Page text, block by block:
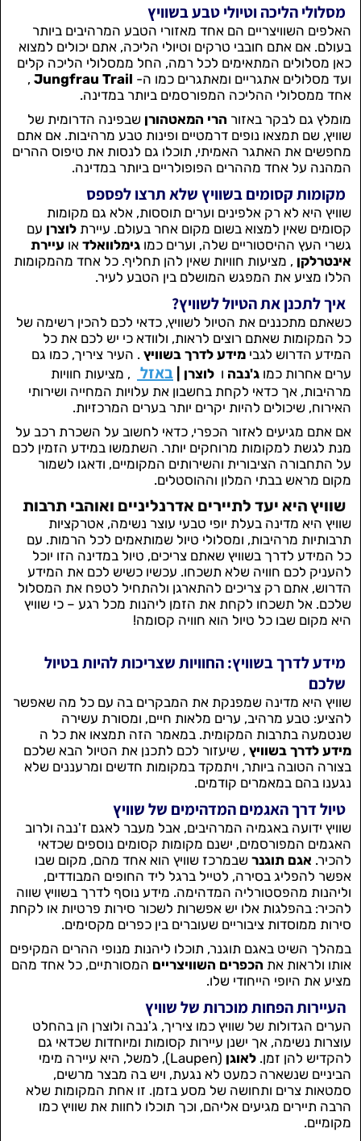
מסלולי הליכה וטיולי טבע בשוויץ
האלפים השוויצריים הם אחד מאזורי הטבע המרהיבים ביותר
בעולם. אם אתם חובבי טרקים וטיולי הליכה, אתם יכולים למצוא
כאן מסלולים המתאימים לכל רמה, החל ממסלולי הליכה קלים
ועד מסלולים אתגריים ומאתגרים כמו ה- Jungfrau Trail
,
אחד ממסלולי ההליכה המפורסמים ביותר במדינה.
מומלץ גם לבקר באזור הרי המאטהורן שבפינה הדרומית של
שוויץ, שם תמצאו נופים דרמטיים ופינות טבע מרהיבות. אם אתם
מחפשים את האתגר האמיתי, תוכלו גם לנסות את טיפוס ההרים
המהנה על אחד מההרים הפופולריים ביותר במדינה.
מקומות קסומים בשוויץ שלא תרצו לפספס
שוויץ היא לא רק אלפינים וערים תוססות, אלא גם מקומות
קסומים שאין למצוא בשום מקום אחר בעולם. עיירת לוצרן עם
גשרי העץ ההיסטוריים שלה, וערים כמו גימלוואלד או עיירת
אינטרלקן , מציעות חוויות שאין להן תחליף. כל אחד מהמקומות
הללו מציע את המפגש המושלם בין הטבע לעיר.
איך לתכנן את הטיול לשוויץ?
כשאתם מתכננים את הטיול לשוויץ, כדאי לכם להכין רשימה של
כל המקומות שאתם רוצים לראות, ולוודא כי יש לכם את כל
המידע הדרוש לגבי מידע לדרך בשוויץ . העיר ציריך, כמו גם
ערים אחרות כמו ג'נבה ו לוצרן | באזל
, מציעות חוויות
מרהיבות, אך כדאי לקחת בחשבון את עלויות המחייה ושירותי
האירוח, שיכולים להיות יקרים יותר בערים המרכזיות.
אם אתם מגיעים לאזור הכפרי, כדאי לחשוב על השכרת רכב על
מנת לגשת למקומות מרוחקים יותר. השתמשו במידע הזמין לכם
על התחבורה הציבורית והשירותים המקומיים, ודאגו לשמור
מקום מראש בבתי המלון וההוסטלים.
שוויץ היא יעד לתיירים אדרנליניים ואוהבי תרבות
שוויץ היא מדינה בעלת יופי טבעי עוצר נשימה, אטרקציות
תרבותיות מרהיבות, ומסלולי טיול שמותאמים לכל הרמות. עם
כל המידע לדרך בשוויץ שאתם צריכים, טיול במדינה הזו יוכל
להעניק לכם חוויה שלא תשכחו. עכשיו כשיש לכם את המידע
הדרוש, אתם רק צריכים להתארגן ולהתחיל לטפח את המסלול
שלכם. אל תשכחו לקחת את הזמן ליהנות מכל רגע – כי שוויץ
היא מקום שבו כל טיול הוא חוויה קסומה!
מידע לדרך בשוויץ: החוויות שצריכות להיות בטיול
שלכם
שוויץ היא מדינה שמפנקת את המבקרים בה עם כל מה שאפשר
להציע: טבע מרהיב, ערים מלאות חיים, ומסורת עשירה
שנטמעה בתרבות המקומית. במאמר הזה תמצאו את כל ה
מידע לדרך בשוויץ , שיעזור לכם לתכנן את הטיול הבא שלכם
בצורה הטובה ביותר, ויתמקד במקומות חדשים ומרעננים שלא
נגענו בהם במאמרים קודמים.
טיול דרך האגמים המדהימים של שוויץ
שוויץ ידועה באגמיה המרהיבים, אבל מעבר לאגם ז'נבה ולרוב
האגמים המפורסמים, ישנם מקומות קסומים נוספים שכדאי
להכיר. אגם תוגנר שבמרכז שוויץ הוא אחד מהם, מקום שבו
אפשר להפליג בסירה, לטייל ברגל ליד החופים המבודדים,
וליהנות מהפסטורליה המדהימה. מידע נוסף לדרך בשוויץ שווה
להכיר: בהפלגות אלו יש אפשרות לשכור סירות פרטיות או לקחת
סירות ממוסדות ציבוריים שעוברים בין כפרים מקסימים.
במהלך השיט באגם תוגנר, תוכלו ליהנות מנופי ההרים המקיפים
אותו ולראות את הכפרים השוויצריים המסורתיים, כל אחד מהם
מציע את היופי הייחודי שלו.
העיירות הפחות מוכרות של שוויץ
הערים הגדולות של שוויץ כמו ציריך, ג'נבה ולוצרן הן בהחלט
עוצרות נשימה, אך ישנן עיירות קסומות ומיוחדות שכדאי גם
להקדיש להן זמן. לאוגן
(Laupen), למשל, היא עיירה מימי
הביניים שנשארה כמעט לא נגעת, ויש בה מבצר מרשים,
סמטאות צרים ותחושה של מסע בזמן. זו אחת המקומות שלא
הרבה תיירים מגיעים אליהם, וכך תוכלו לחוות את שוויץ כמו
מקומיים.